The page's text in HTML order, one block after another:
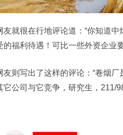
友就很在行地评论道：“你知道
的福利待遇！可比一些外资企业
友则写出了这样的评论：“卷烟
它公司与它竞争，研究生，211/